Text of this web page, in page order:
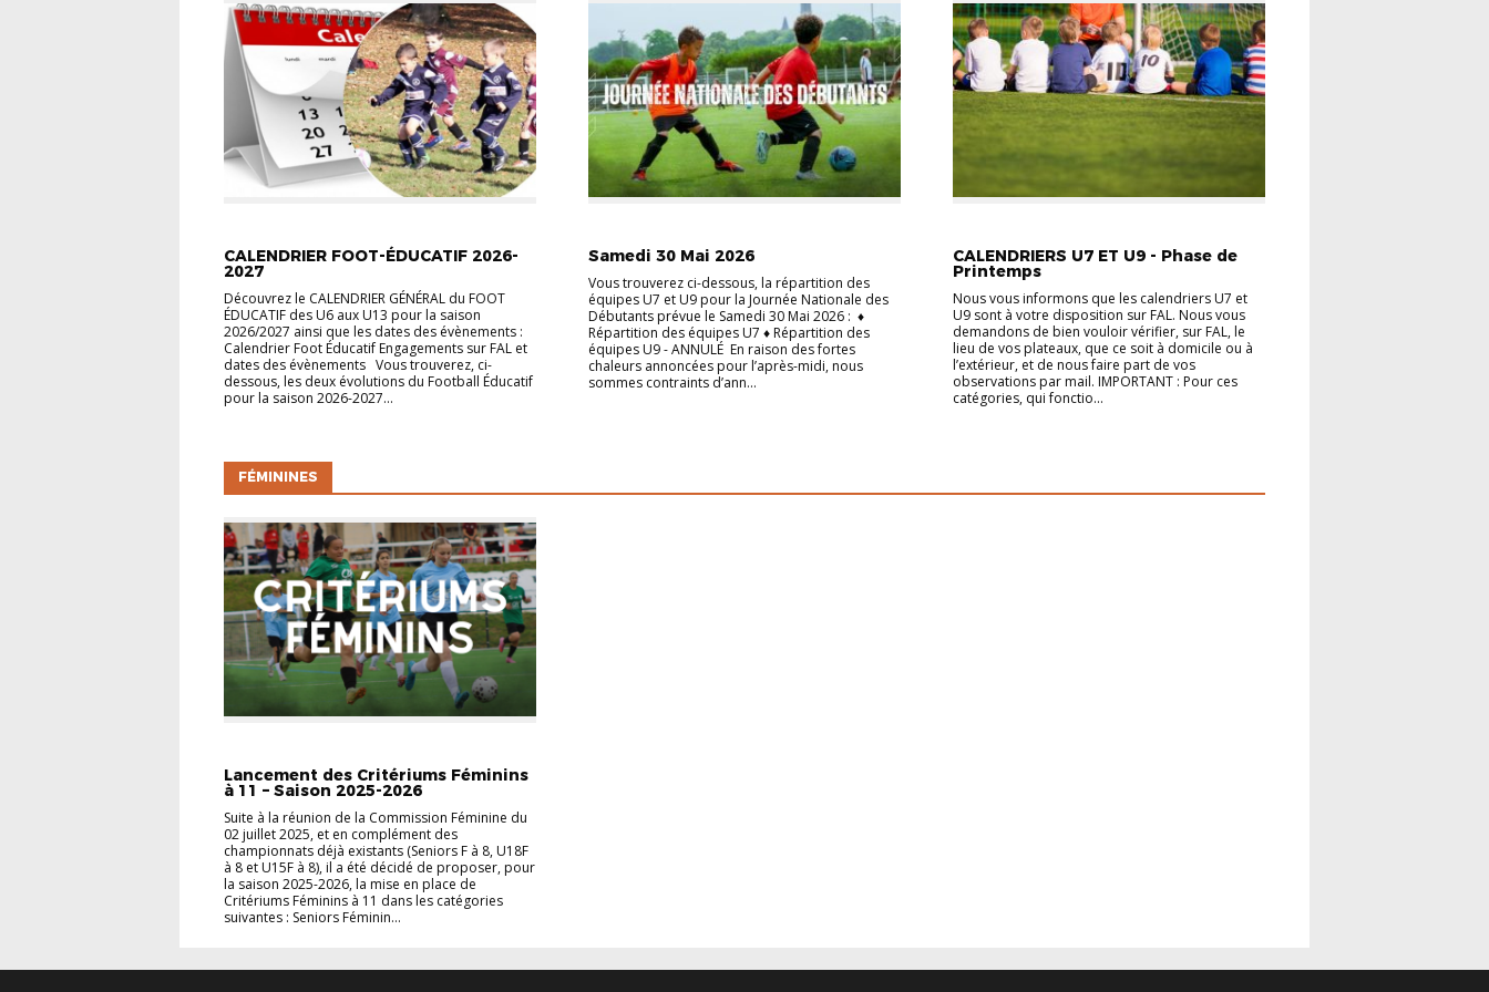
CALENDRIER FOOT-ÉDUCATIF 2026-
2027
Découvrez le CALENDRIER GÉNÉRAL du FOOT
ÉDUCATIF des U6 aux U13 pour la saison
2026/2027 ainsi que les dates des évènements :
Calendrier Foot Éducatif Engagements sur FAL et
dates des évènements Vous trouverez, ci-
dessous, les deux évolutions du Football Éducatif
pour la saison 2026-2027...
Samedi 30 Mai 2026
Vous trouverez ci-dessous, la répartition des
équipes U7 et U9 pour la Journée Nationale des
Débutants prévue le Samedi 30 Mai 2026 : ♦
Répartition des équipes U7 ♦ Répartition des
équipes U9 - ANNULÉ En raison des fortes
chaleurs annoncées pour l’après-midi, nous
sommes contraints d’ann...
CALENDRIERS U7 ET U9 - Phase de
Printemps
Nous vous informons que les calendriers U7 et
U9 sont à votre disposition sur FAL. Nous vous
demandons de bien vouloir vérifier, sur FAL, le
lieu de vos plateaux, que ce soit à domicile ou à
l’extérieur, et de nous faire part de vos
observations par mail. IMPORTANT : Pour ces
catégories, qui fonctio...
FÉMININES
Lancement des Critériums Féminins
à 11 – Saison 2025-2026
Suite à la réunion de la Commission Féminine du
02 juillet 2025, et en complément des
championnats déjà existants (Seniors F à 8, U18F
à 8 et U15F à 8), il a été décidé de proposer, pour
la saison 2025-2026, la mise en place de
Critériums Féminins à 11 dans les catégories
suivantes : Seniors Féminin...